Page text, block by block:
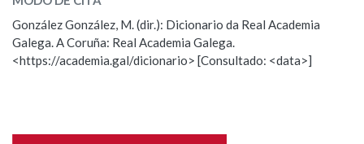
BUSCAR NO CONTIDO
Nas definicións
Nome
González González, M. (dir.): Dicionario da Real Academia
Galega. A Coruña: Real Academia Galega.
<https://academia.gal/dicionario> [Consultado: <data>]